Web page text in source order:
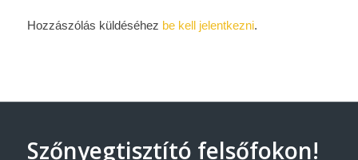
Hozzászólás küldéséhez be kell jelentkezni.
Szőnyegtisztító felsőfokon!